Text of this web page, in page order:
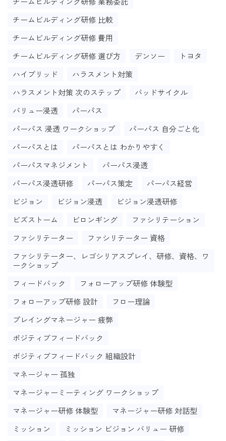
チームビルディング研修 比較
チームビルディング研修 費用
チームビルディング研修 選び方
デンソー
トヨタ
ハイブリッド
ハラスメント対策
ハラスメント対策 次のステップ
バッドサイクル
バリュー浸透
パーパス
パーパス 浸透 ワークショップ
パーパス 自分ごと化
パーパスとは
パーパスとは わかりやすく
パーパスマネジメント
パーパス浸透
パーパス浸透研修
パーパス策定
パーパス経営
ビジョン
ビジョン浸透
ビジョン浸透研修
ビズストーム
ビロンギング
ファシリテーション
ファシリテーター
ファシリテーター 資格
ファシリテーター、レゴシリアスプレイ、研修、資格、ワ
ークショップ
フィードバック
フォローアップ研修 体験型
フォローアップ研修 設計
フロー理論
プレイングマネージャー 疲弊
ポジティブフィードバック
ポジティブフィードバック 組織設計
マネージャー 孤独
マネージャーミーティング ワークショップ
マネージャー研修 体験型
マネージャー研修 対話型
ミッション
ミッション ビジョン バリュー 研修